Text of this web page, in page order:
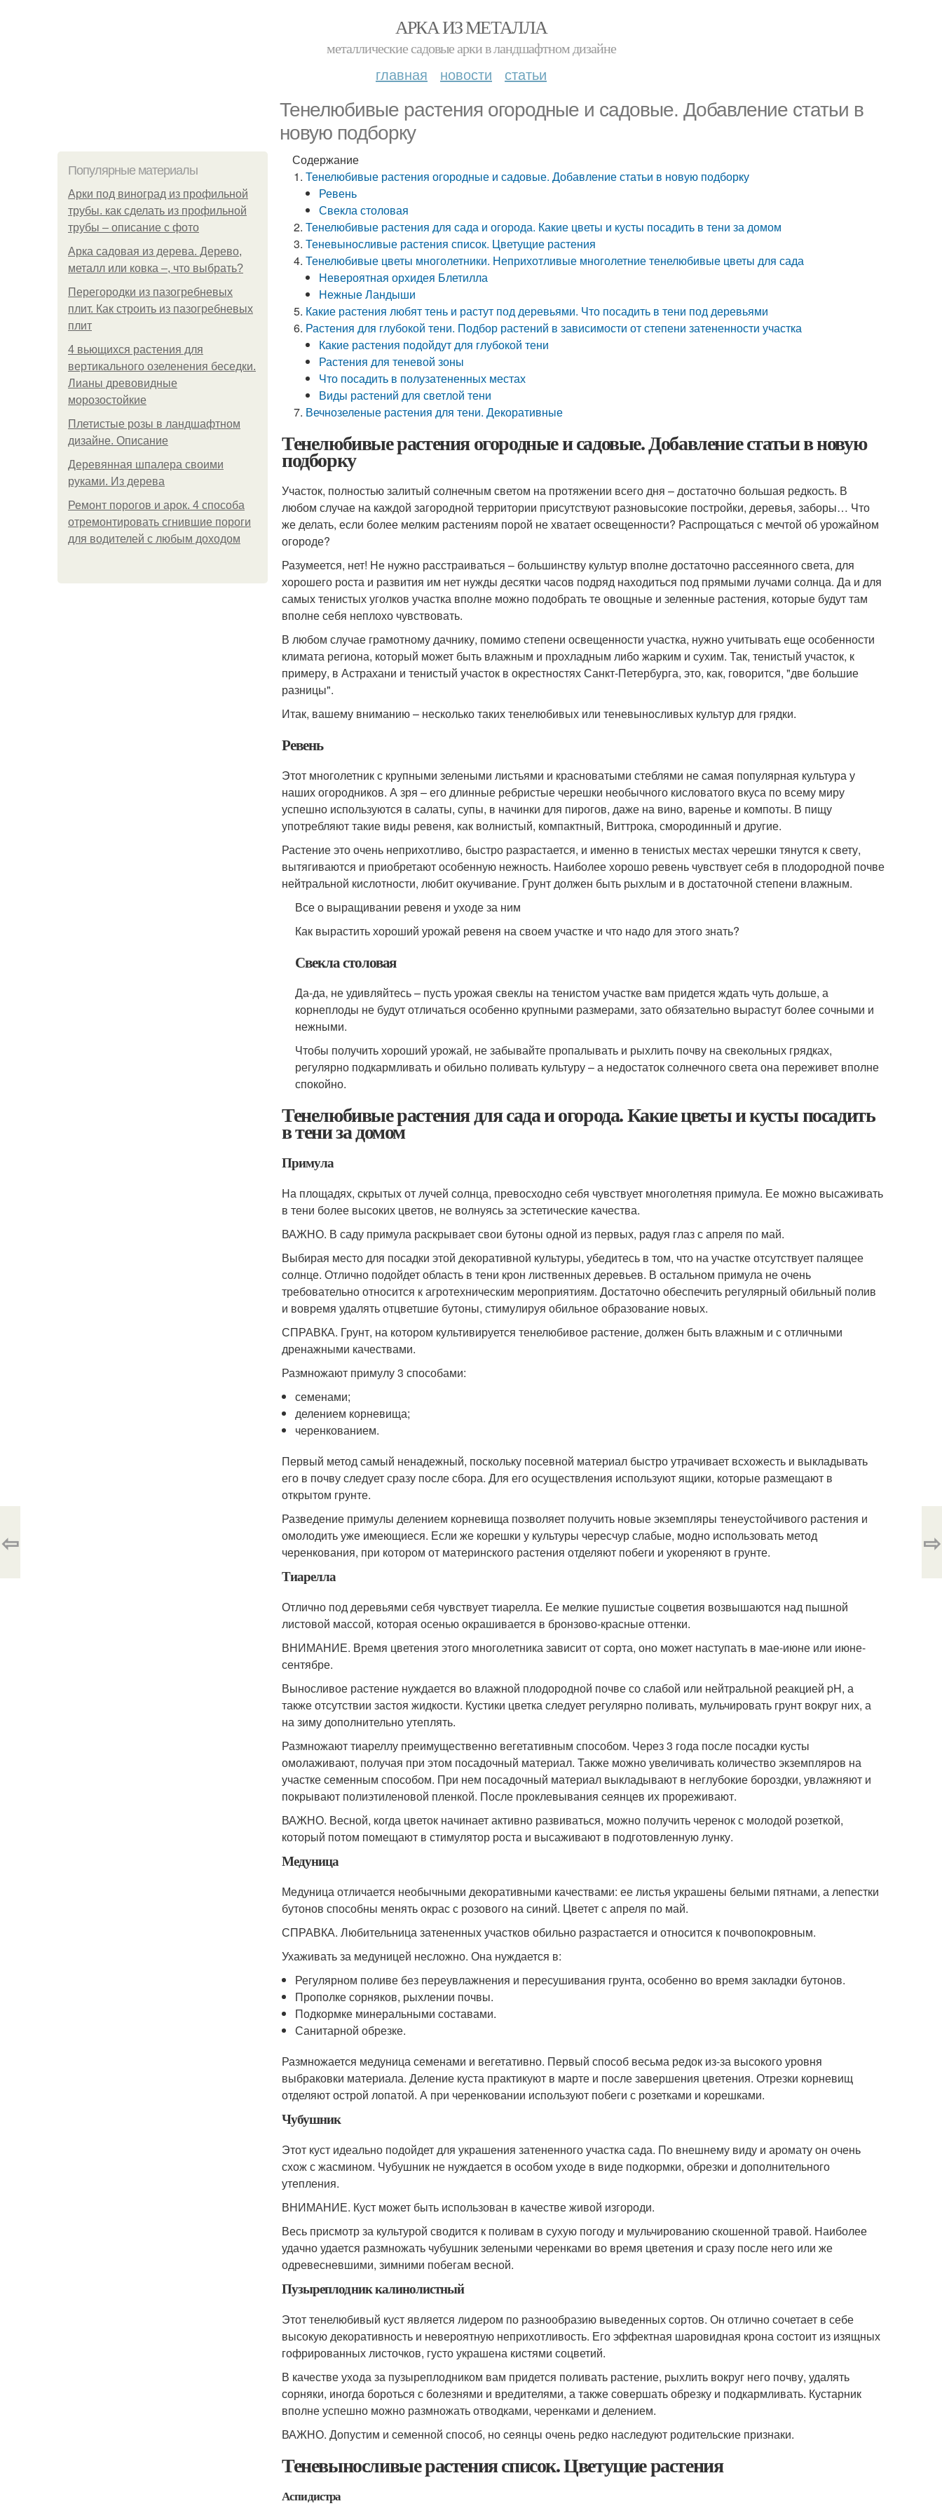
АРКА ИЗ МЕТАЛЛА
металлические садовые арки в ландшафтном дизайне
главная новости статьи
Тенелюбивые растения огородные и садовые. Добавление статьи в
новую подборку
Популярные материалы
Арки под виноград из профильной
трубы. как сделать из профильной
трубы – описание с фото
Арка садовая из дерева. Дерево,
металл или ковка –, что выбрать?
Перегородки из пазогребневых
плит. Как строить из пазогребневых
плит
4 вьющихся растения для
вертикального озеленения беседки.
Лианы древовидные
морозостойкие
Плетистые розы в ландшафтном
дизайне. Описание
Деревянная шпалера своими
руками. Из дерева
Ремонт порогов и арок. 4 способа
отремонтировать сгнившие пороги
для водителей с любым доходом
Содержание
Тенелюбивые растения огородные и садовые. Добавление статьи в новую подборку
Ревень
Свекла столовая
Тенелюбивые растения для сада и огорода. Какие цветы и кусты посадить в тени за домом
Теневыносливые растения список. Цветущие растения
Тенелюбивые цветы многолетники. Неприхотливые многолетние тенелюбивые цветы для сада
Невероятная орхидея Блетилла
Нежные Ландыши
Какие растения любят тень и растут под деревьями. Что посадить в тени под деревьями
Растения для глубокой тени. Подбор растений в зависимости от степени затененности участка
Какие растения подойдут для глубокой тени
Растения для теневой зоны
Что посадить в полузатененных местах
Виды растений для светлой тени
Вечнозеленые растения для тени. Декоративные
Тенелюбивые растения огородные и садовые. Добавление статьи в новую
подборку
Участок, полностью залитый солнечным светом на протяжении всего дня – достаточно большая редкость. В
любом случае на каждой загородной территории присутствуют разновысокие постройки, деревья, заборы… Что
же делать, если более мелким растениям порой не хватает освещенности? Распрощаться с мечтой об урожайном
огороде?
Разумеется, нет! Не нужно расстраиваться – большинству культур вполне достаточно рассеянного света, для
хорошего роста и развития им нет нужды десятки часов подряд находиться под прямыми лучами солнца. Да и для
самых тенистых уголков участка вполне можно подобрать те овощные и зеленные растения, которые будут там
вполне себя неплохо чувствовать.
В любом случае грамотному дачнику, помимо степени освещенности участка, нужно учитывать еще особенности
климата региона, который может быть влажным и прохладным либо жарким и сухим. Так, тенистый участок, к
примеру, в Астрахани и тенистый участок в окрестностях Санкт-Петербурга, это, как, говорится, "две большие
разницы".
Итак, вашему вниманию – несколько таких тенелюбивых или теневыносливых культур для грядки.
Ревень
Этот многолетник с крупными зелеными листьями и красноватыми стеблями не самая популярная культура у
наших огородников. А зря – его длинные ребристые черешки необычного кисловатого вкуса по всему миру
успешно используются в салаты, супы, в начинки для пирогов, даже на вино, варенье и компоты. В пищу
употребляют такие виды ревеня, как волнистый, компактный, Виттрока, смородинный и другие.
Растение это очень неприхотливо, быстро разрастается, и именно в тенистых местах черешки тянутся к свету,
вытягиваются и приобретают особенную нежность. Наиболее хорошо ревень чувствует себя в плодородной почве
нейтральной кислотности, любит окучивание. Грунт должен быть рыхлым и в достаточной степени влажным.
Все о выращивании ревеня и уходе за ним
Как вырастить хороший урожай ревеня на своем участке и что надо для этого знать?
Свекла столовая
Да-да, не удивляйтесь – пусть урожая свеклы на тенистом участке вам придется ждать чуть дольше, а
корнеплоды не будут отличаться особенно крупными размерами, зато обязательно вырастут более сочными и
нежными.
Чтобы получить хороший урожай, не забывайте пропалывать и рыхлить почву на свекольных грядках,
регулярно подкармливать и обильно поливать культуру – а недостаток солнечного света она переживет вполне
спокойно.
Тенелюбивые растения для сада и огорода. Какие цветы и кусты посадить
в тени за домом
Примула
На площадях, скрытых от лучей солнца, превосходно себя чувствует многолетняя примула. Ее можно высаживать
в тени более высоких цветов, не волнуясь за эстетические качества.
ВАЖНО. В саду примула раскрывает свои бутоны одной из первых, радуя глаз с апреля по май.
Выбирая место для посадки этой декоративной культуры, убедитесь в том, что на участке отсутствует палящее
солнце. Отлично подойдет область в тени крон лиственных деревьев. В остальном примула не очень
требовательно относится к агротехническим мероприятиям. Достаточно обеспечить регулярный обильный полив
и вовремя удалять отцветшие бутоны, стимулируя обильное образование новых.
СПРАВКА. Грунт, на котором культивируется тенелюбивое растение, должен быть влажным и с отличными
дренажными качествами.
Размножают примулу 3 способами:
семенами;
делением корневища;
черенкованием.
Первый метод самый ненадежный, поскольку посевной материал быстро утрачивает всхожесть и выкладывать
его в почву следует сразу после сбора. Для его осуществления используют ящики, которые размещают в
открытом грунте.
Разведение примулы делением корневища позволяет получить новые экземпляры тенеустойчивого растения и
омолодить уже имеющиеся. Если же корешки у культуры чересчур слабые, модно использовать метод
черенкования, при котором от материнского растения отделяют побеги и укореняют в грунте.
Тиарелла
Отлично под деревьями себя чувствует тиарелла. Ее мелкие пушистые соцветия возвышаются над пышной
листовой массой, которая осенью окрашивается в бронзово-красные оттенки.
ВНИМАНИЕ. Время цветения этого многолетника зависит от сорта, оно может наступать в мае-июне или июне-
сентябре.
Выносливое растение нуждается во влажной плодородной почве со слабой или нейтральной реакцией pH, а
также отсутствии застоя жидкости. Кустики цветка следует регулярно поливать, мульчировать грунт вокруг них, а
на зиму дополнительно утеплять.
Размножают тиареллу преимущественно вегетативным способом. Через 3 года после посадки кусты
омолаживают, получая при этом посадочный материал. Также можно увеличивать количество экземпляров на
участке семенным способом. При нем посадочный материал выкладывают в неглубокие бороздки, увлажняют и
покрывают полиэтиленовой пленкой. После проклевывания сеянцев их прореживают.
ВАЖНО. Весной, когда цветок начинает активно развиваться, можно получить черенок с молодой розеткой,
который потом помещают в стимулятор роста и высаживают в подготовленную лунку.
Медуница
Медуница отличается необычными декоративными качествами: ее листья украшены белыми пятнами, а лепестки
бутонов способны менять окрас с розового на синий. Цветет с апреля по май.
СПРАВКА. Любительница затененных участков обильно разрастается и относится к почвопокровным.
Ухаживать за медуницей несложно. Она нуждается в:
Регулярном поливе без переувлажнения и пересушивания грунта, особенно во время закладки бутонов.
Прополке сорняков, рыхлении почвы.
Подкормке минеральными составами.
Санитарной обрезке.
Размножается медуница семенами и вегетативно. Первый способ весьма редок из-за высокого уровня
выбраковки материала. Деление куста практикуют в марте и после завершения цветения. Отрезки корневищ
отделяют острой лопатой. А при черенковании используют побеги с розетками и корешками.
Чубушник
Этот куст идеально подойдет для украшения затененного участка сада. По внешнему виду и аромату он очень
схож с жасмином. Чубушник не нуждается в особом уходе в виде подкормки, обрезки и дополнительного
утепления.
ВНИМАНИЕ. Куст может быть использован в качестве живой изгороди.
Весь присмотр за культурой сводится к поливам в сухую погоду и мульчированию скошенной травой. Наиболее
удачно удается размножать чубушник зелеными черенками во время цветения и сразу после него или же
одревесневшими, зимними побегам весной.
Пузыреплодник калинолистный
Этот тенелюбивый куст является лидером по разнообразию выведенных сортов. Он отлично сочетает в себе
высокую декоративность и невероятную неприхотливость. Его эффектная шаровидная крона состоит из изящных
гофрированных листочков, густо украшена кистями соцветий.
В качестве ухода за пузыреплодником вам придется поливать растение, рыхлить вокруг него почву, удалять
сорняки, иногда бороться с болезнями и вредителями, а также совершать обрезку и подкармливать. Кустарник
вполне успешно можно размножать отводками, черенками и делением.
ВАЖНО. Допустим и семенной способ, но сеянцы очень редко наследуют родительские признаки.
Теневыносливые растения список. Цветущие растения
Аспидистра
⇦ ⇨